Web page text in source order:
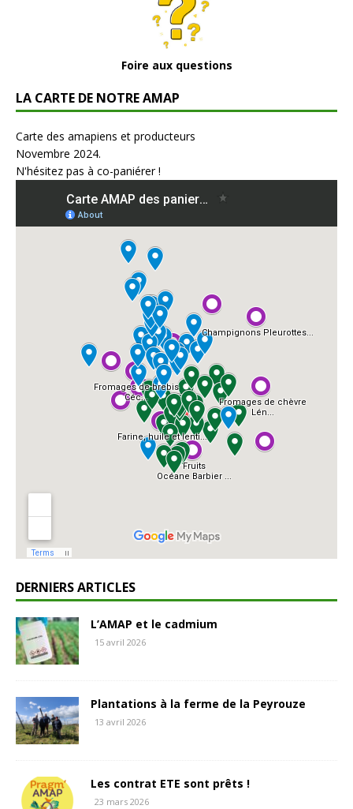
Foire aux questions
LA CARTE DE NOTRE AMAP
Carte des amapiens et producteurs
Novembre 2024.
N'hésitez pas à co-paniérer !
DERNIERS ARTICLES
L’AMAP et le cadmium
15 avril 2026
Plantations à la ferme de la Peyrouze
13 avril 2026
Les contrat ETE sont prêts !
23 mars 2026